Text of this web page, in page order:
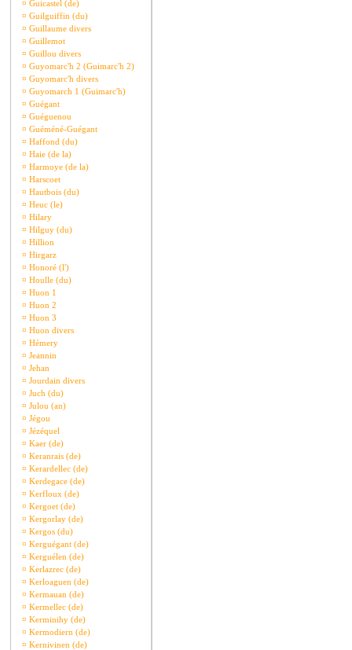
¤ Guicastel (de)
¤ Guilguiffin (du)
¤ Guillaume divers
¤ Guillemot
¤ Guillou divers
¤ Guyomarc'h 2 (Guimarc'h 2)
¤ Guyomarc'h divers
¤ Guyomarch 1 (Guimarc'h)
¤ Guégant
¤ Guéguenou
¤ Guéméné-Guégant
¤ Haffond (du)
¤ Haie (de la)
¤ Harmoye (de la)
¤ Harscoet
¤ Hautbois (du)
¤ Heuc (le)
¤ Hilary
¤ Hilguy (du)
¤ Hillion
¤ Hirgarz
¤ Honoré (l')
¤ Houlle (du)
¤ Huon 1
¤ Huon 2
¤ Huon 3
¤ Huon divers
¤ Hémery
¤ Jeannin
¤ Jehan
¤ Jourdain divers
¤ Juch (du)
¤ Julou (an)
¤ Jégou
¤ Jézéquel
¤ Kaer (de)
¤ Keranrais (de)
¤ Kerardellec (de)
¤ Kerdegace (de)
¤ Kerfloux (de)
¤ Kergoet (de)
¤ Kergorlay (de)
¤ Kergos (du)
¤ Kerguégant (de)
¤ Kerguélen (de)
¤ Kerlazrec (de)
¤ Kerloaguen (de)
¤ Kermauan (de)
¤ Kermellec (de)
¤ Kerminihy (de)
¤ Kermodiern (de)
¤ Kernivinen (de)